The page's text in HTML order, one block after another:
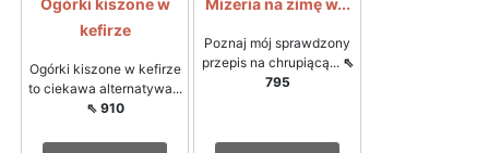
kefirze
Ogórki kiszone w kefirze
to ciekawa alternatywa...
⇖ 910
Poznaj mój sprawdzony
przepis na chrupiącą... ⇖
795